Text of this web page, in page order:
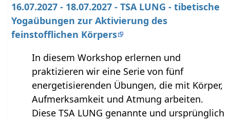
16.07.2027 - 18.07.2027 - TSA LUNG - tibetische
Yogaübungen zur Aktivierung des
feinstofflichen Körpers
In diesem Workshop erlernen und
praktizieren wir eine Serie von fünf
energetisierenden Übungen, die mit Körper,
Aufmerksamkeit und Atmung arbeiten.
Diese TSA LUNG genannte und ursprünglich